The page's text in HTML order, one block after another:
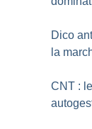
Dico
la
CNT :